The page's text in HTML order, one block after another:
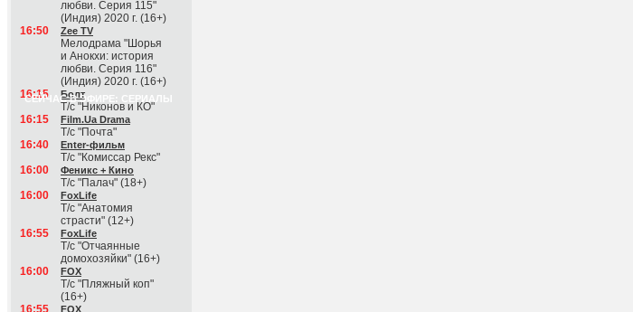
любви. Серия 115"
(Индия) 2020 г. (16+)
16:50
Zee TV
Мелодрама "Шорья
и Анокхи: история
любви. Серия 116"
(Индия) 2020 г. (16+)
СЕЙЧАС В ЭФИРЕ: СЕРИАЛЫ
16:15 Болт
Т/с "Никонов и КО"
16:15
Film.Ua Drama
Т/с "Почта"
16:40
Enter-фильм
Т/с "Комиссар Рекс"
16:00
Феникс + Кино
Т/с "Палач" (18+)
16:00
FoxLife
Т/с "Анатомия
страсти" (12+)
16:55
FoxLife
Т/с "Отчаянные
домохозяйки" (16+)
16:00
FOX
Т/с "Пляжный коп"
(16+)
16:55
FOX